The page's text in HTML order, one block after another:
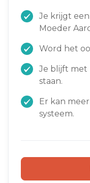
Je krijgt
Moeder
Word het
Je blijft met
staan.
Er kan
systeem.